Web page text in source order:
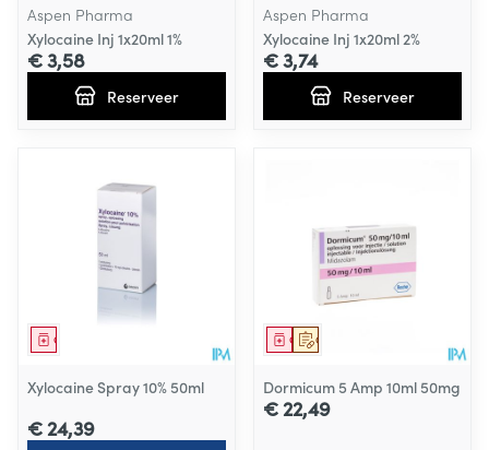
Aspen Pharma
Xylocaine Inj 1x20ml 1%
€ 3,58
Reserveer
Aspen Pharma
Xylocaine Inj 1x20ml 2%
€ 3,74
Reserveer
Geneesmiddel
Xylocaine Spray 10% 50ml
€ 24,39
Op voorschrift
Geneesmiddel
Dormicum 5 Amp 10ml 50mg
€ 22,49